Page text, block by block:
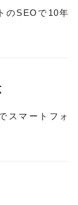
のSEOで10年
スマートフォ